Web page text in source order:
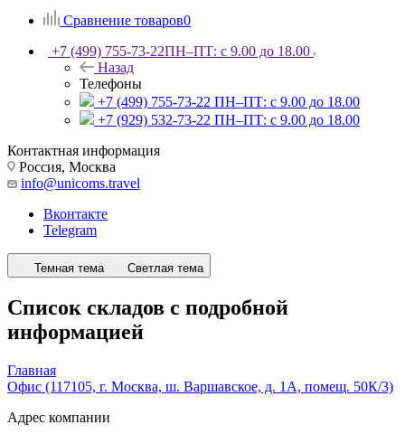
Сравнение товаров0
+7 (499) 755-73-22ПН–ПТ: с 9.00 до 18.00
Назад
Телефоны
+7 (499) 755-73-22 ПН–ПТ: с 9.00 до 18.00
+7 (929) 532-73-22 ПН–ПТ: с 9.00 до 18.00
Контактная информация
Россия, Москва
info@unicoms.travel
Вконтакте
Telegram
Темная тема Светлая тема
Список складов с подробной
информацией
Главная
Офис (117105, г. Москва, ш. Варшавское, д. 1А, помещ. 50К/3)
Адрес компании